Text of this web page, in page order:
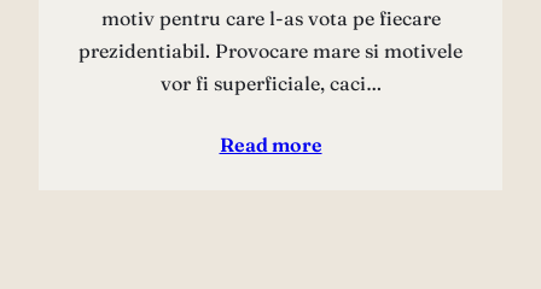
motiv pentru care l-as vota pe fiecare
prezidentiabil. Provocare mare si motivele
vor fi superficiale, caci…
Read more